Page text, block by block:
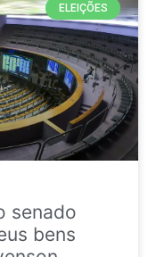
ELEIÇÕES
senado
bens